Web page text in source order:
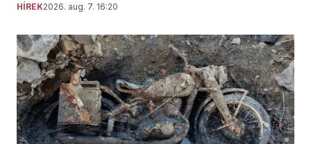
HÍREK2026. aug. 7. 16:20